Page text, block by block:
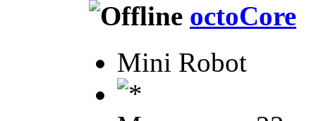
octoCore
Mini Robot